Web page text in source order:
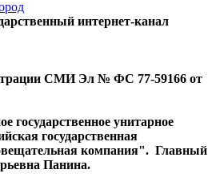
интернет-канал
СМИ Эл № ФС 77-59166 от
государственное унитарное
государственная
компания". Главный
Панина.